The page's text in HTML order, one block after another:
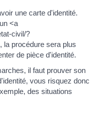
une carte d'identité.
<a
civil/?
la procédure sera plus
de pièce d'identité.
il faut prouver son
vous risquez donc
des situations